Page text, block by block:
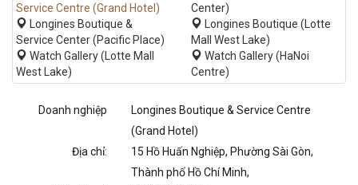
Service Centre (Grand Hotel)
Center)
Longines Boutique &
Service Center (Pacific Place)
Longines Boutique (Lotte
Mall West Lake)
Watch Gallery (Lotte Mall
West Lake)
Watch Gallery (HaNoi
Centre)
Doanh nghiệp
Longines Boutique & Service Centre
(Grand Hotel)
Địa chỉ:
15 Hồ Huấn Nghiệp, Phường Sài Gòn,
Thành phố Hồ Chí Minh,